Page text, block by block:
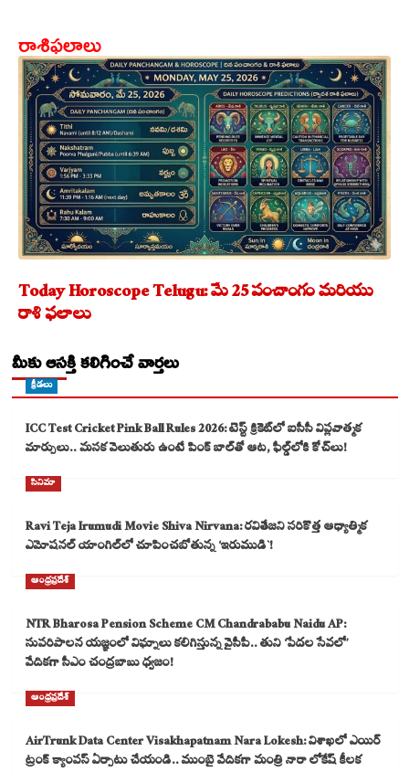
రాశిఫలాలు
Today Horoscope Telugu: మే 25 పంచాంగం మరియు
రాశి ఫలాలు
మీకు ఆసక్తి కలిగించే వార్తలు
క్రీడలు
ICC Test Cricket Pink Ball Rules 2026: టెస్ట్ క్రికెట్‌లో ఐసీసీ విప్లవాత్మక
మార్పులు.. మసక వెలుతురు ఉంటే పింక్ బాల్‌తో ఆట, ఫీల్డ్‌లోకి కోచ్‌లు!
సినిమా
Ravi Teja Irumudi Movie Shiva Nirvana: రవితేజని సరికొత్త ఆధ్యాత్మిక
ఎమోషనల్ యాంగిల్‌లో చూపించబోతున్న ‘ఇరుముడి`!
ఆంధ్రప్రదేశ్
NTR Bharosa Pension Scheme CM Chandrababu Naidu AP:
సుపరిపాలన యజ్ఞంలో విఘ్నాలు కలిగిస్తున్న వైసీపీ.. తుని ‘పేదల సేవలో’
వేదికగా సీఎం చంద్రబాబు ధ్వజం!
ఆంధ్రప్రదేశ్
AirTrunk Data Center Visakhapatnam Nara Lokesh: విశాఖలో ఎయిర్
ట్రంక్ క్యాంపస్ ఏర్పాటు చేయండి.. ముంబై వేదికగా మంత్రి నారా లోకేష్ కీలక